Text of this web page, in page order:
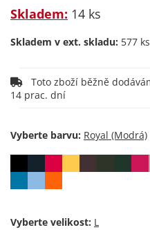
Skladem: 14 ks
Skladem v ext. skladu: 577 ks
14 prac. dní
Vyberte barvu:
Vyberte velikost: